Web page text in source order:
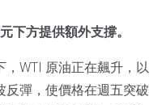
下方提供額外支撐。
WTI 原油正在飆升，以
反彈，使價格在週五突破